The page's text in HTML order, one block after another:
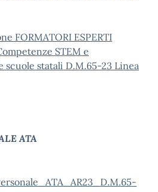
FORMATORI ESPERTI
STEM e
statali D.M.65-23 Linea
ATA